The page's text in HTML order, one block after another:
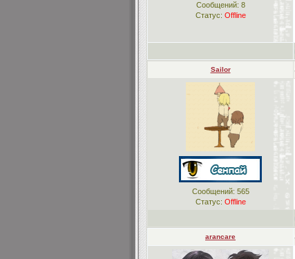
Сообщений: 8
Статус: Offline
Sailor
Сообщений: 565
Статус: Offline
arancare